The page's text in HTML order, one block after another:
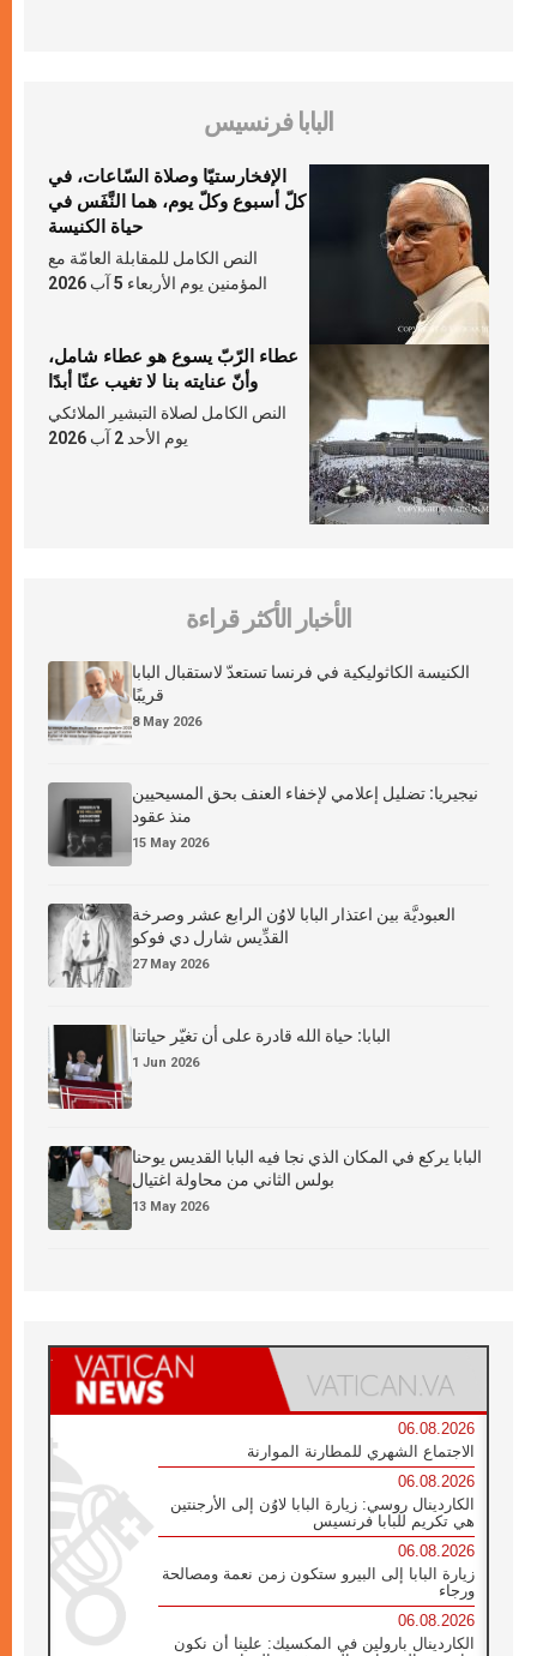
البابا فرنسيس
الإفخارستيّا وصلاة السّاعات، في
كلّ أسبوع وكلّ يوم، هما النَّفَس في
حياة الكنيسة
النص الكامل للمقابلة العامّة مع
المؤمنين يوم الأربعاء 5 آب 2026
عطاء الرّبّ يسوع هو عطاء شامل،
وأنّ عنايته بنا لا تغيب عنّا أبدًا
النص الكامل لصلاة التبشير الملائكي
يوم الأحد 2 آب 2026
الأخبار الأكثر قراءة
الكنيسة الكاثوليكية في فرنسا تستعدّ لاستقبال البابا
قريبًا
8 May 2026
نيجيريا: تضليل إعلامي لإخفاء العنف بحق المسيحيين
منذ عقود
15 May 2026
العبوديَّة بين اعتذار البابا لاوُن الرابع عشر وصرخة
القدِّيس شارل دي فوكو
27 May 2026
البابا: حياة الله قادرة على أن تغيّر حياتنا
1 Jun 2026
البابا يركع في المكان الذي نجا فيه البابا القديس يوحنا
بولس الثاني من محاولة اغتيال
13 May 2026
06.08.2026
الاجتماع الشهري للمطارنة الموارنة
06.08.2026
الكاردينال روسي: زيارة البابا لاوُن إلى الأرجنتين
هي تكريم للبابا فرنسيس
06.08.2026
زيارة البابا إلى البيرو ستكون زمن نعمة ومصالحة
ورجاء
06.08.2026
الكاردينال بارولين في المكسيك: علينا أن نكون